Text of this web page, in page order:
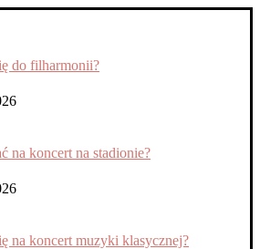
do filharmonii?
na koncert na stadionie?
na koncert muzyki klasycznej?